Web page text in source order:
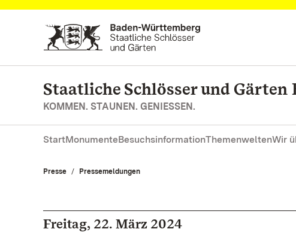
Zum Hauptinhalt springen
Staatliche Schlösser und Gärten
KOMMEN. STAUNEN. GENIESSEN.
StartMonumenteBesuchsinformationThemenweltenWir
Presse Pressemeldungen
Freitag, 22. März 2024